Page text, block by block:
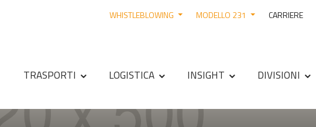
WHISTLEBLOWING MODELLO 231 CARRIERE
TRASPORTI LOGISTICA INSIGHT DIVISIONI